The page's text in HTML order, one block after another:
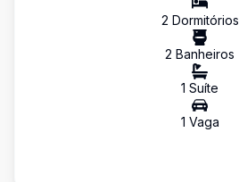
2 Dormitórios
2 Banheiros
1 Suíte
1 Vaga